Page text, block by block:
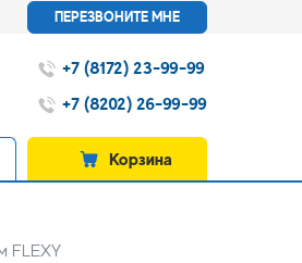
ПЕРЕЗВОНИТЕ МНЕ
+7 (8172) 23-99-99
+7 (8202) 26-99-99
Корзина
FLEXY